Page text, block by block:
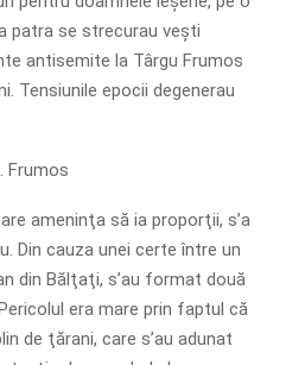
patra se strecurau vești
antisemite la Târgu Frumos
Tensiunile epocii degenerau
Frumos
ameninţa să ia proporţii, s’a
Din cauza unei certe între un
din Bălţaţi, s’au format două
era mare prin faptul că
de ţărani, care s’au adunat